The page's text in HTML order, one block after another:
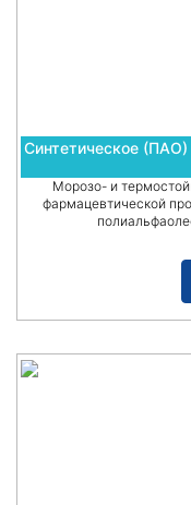
Синтетическое
Морозо- и
фармацевтической